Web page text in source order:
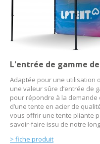
L'entrée de gamme de
Adaptée pour une utilisation
une valeur sûre d’entrée de
pour répondre à la demande
d’une tente en acier de
vous offrir une tente pliante
savoir-faire issu de notre
> fiche produit